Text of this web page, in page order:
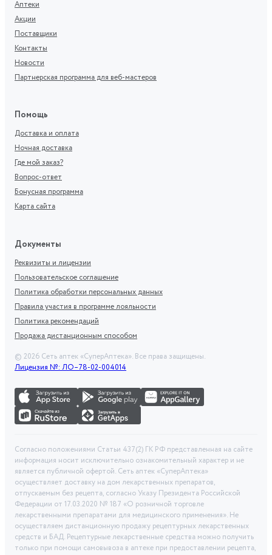
Аптеки
Акции
Поставщики
Контакты
Новости
Партнерская программа для веб-мастеров
Помощь
Доставка и оплата
Ночная доставка
Где мой заказ?
Вопрос-ответ
Бонусная программа
Карта сайта
Документы
Реквизиты и лицензии
Пользовательское соглашение
Политика обработки персональных данных
Правила участия в программе лояльности
Политика рекомендаций
Продажа дистанционным способом
© 2026 Сеть аптек «СуперАптека». Все права защищены.
Лицензия №: ЛО–78-02-004014
Согласно положениями Статьи 437(2) ГК РФ представленная на сайте
информация носит исключительно ознакомительный характер и не
является публичной офертой. Сеть аптек «СуперАптека»
осуществляет доставку на дом лекарственных препаратов,
отпускаемым без рецепта, согласно Указу Президента Российской
Федерации от 17.03.2020 № 187 «О розничной торговле
лекарственными препаратами для медицинского применения». Не
осуществляем дистанционную продажу рецептурных лекарственных
средств и БАД. Рецептурные лекарственные средства можно получить
только при помощи самовывоза в аптеке при предоставлении рецепта,